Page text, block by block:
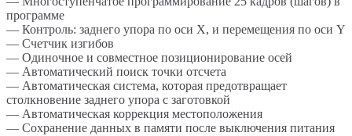
программе
— Контроль: заднего упора по оси X, и перемещения по оси Y
— Счетчик изгибов
— Одиночное и совместное позиционирование осей
— Автоматический поиск точки отсчета
— Автоматическая система, которая предотвращает
столкновение заднего упора с заготовкой
— Автоматическая коррекция местоположения
— Сохранение данных в памяти после выключения питания